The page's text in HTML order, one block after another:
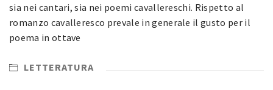
sia nei cantari, sia nei poemi cavallereschi. Rispetto al
romanzo cavalleresco prevale in generale il gusto per il
poema in ottave
LETTERATURA